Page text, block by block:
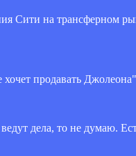
Сити на трансферном
продавать
дела, то не думаю.